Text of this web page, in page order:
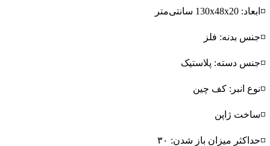
◽ابعاد: 130x48x20 سانتی‌متر
◽جنس بدنه: فلز
◽جنس دسته: پلاستیک
◽نوع انبر: کف چین
◽ساخت ژاپن
◽حداکثر میزان باز شدن: ۳۰